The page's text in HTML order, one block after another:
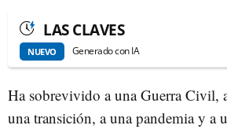
LAS CLAVES
NUEVO Generado con IA
Ha sobrevivido a una Guerra Civil,
una transición, a una pandemia y a